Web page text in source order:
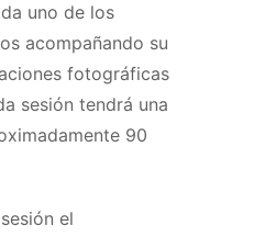
uno de los
acompañando su
fotográficas
sesión tendrá una
90
el